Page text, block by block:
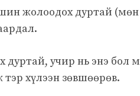
жолоодох дуртай
учир нь энэ бол
хүлээн зөвшөөрөв.